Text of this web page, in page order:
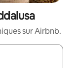
sur Airbnb.
les en utilisant